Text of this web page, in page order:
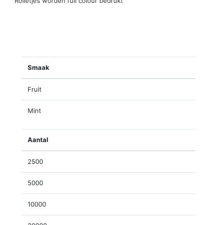
Smaak
Fruit
Mint
Aantal
2500
5000
10000